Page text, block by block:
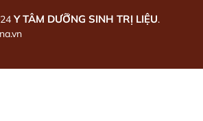
Y TÂM DƯỠNG SINH TRỊ LIỆU.